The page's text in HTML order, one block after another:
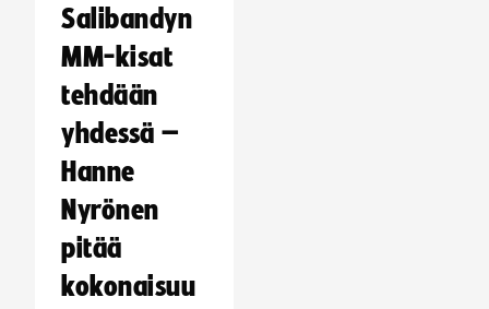
Salibandyn
MM-kisat
tehdään
yhdessä –
Hanne
Nyrönen
pitää
kokonaisuu